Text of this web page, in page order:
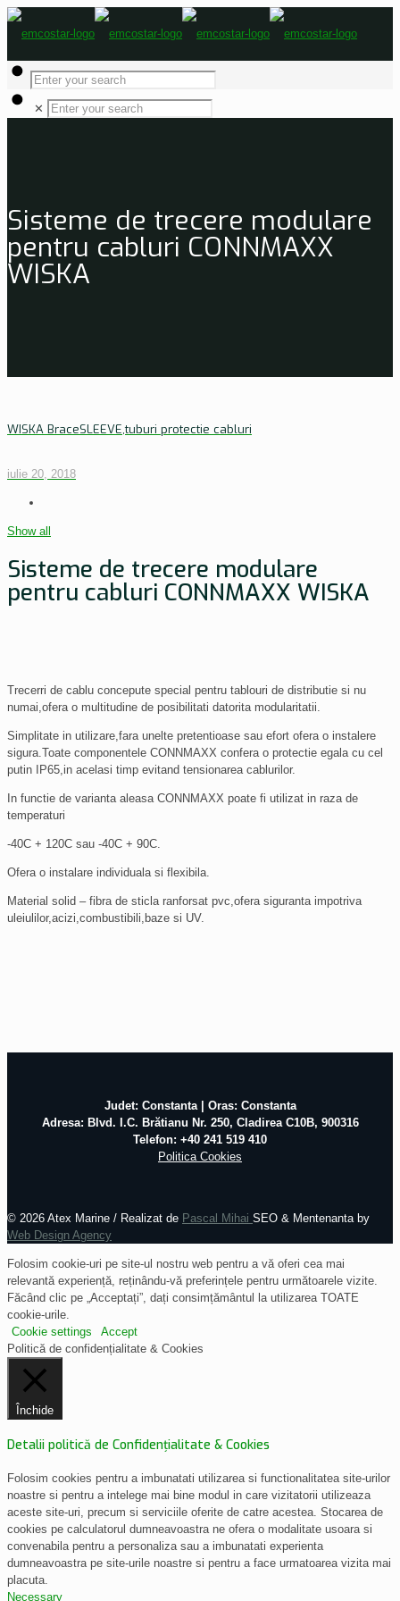
✕
Sisteme de trecere modulare
pentru cabluri CONNMAXX
WISKA
WISKA BraceSLEEVE,tuburi protectie cabluri
iulie 20, 2018
Show all
Sisteme de trecere modulare
pentru cabluri CONNMAXX WISKA
Trecerri de cablu concepute special pentru tablouri de distributie si nu
numai,ofera o multitudine de posibilitati datorita modularitatii.
Simplitate in utilizare,fara unelte pretentioase sau efort ofera o instalere
sigura.Toate componentele CONNMAXX confera o protectie egala cu cel
putin IP65,in acelasi timp evitand tensionarea cablurilor.
In functie de varianta aleasa CONNMAXX poate fi utilizat in raza de
temperaturi
-40C + 120C sau -40C + 90C.
Ofera o instalare individuala si flexibila.
Material solid – fibra de sticla ranforsat pvc,ofera siguranta impotriva
uleiulilor,acizi,combustibili,baze si UV.
Judet: Constanta | Oras: Constanta
Adresa: Blvd. I.C. Brătianu Nr. 250, Cladirea C10B, 900316
Telefon: +40 241 519 410
Politica Cookies
© 2026 Atex Marine / Realizat de Pascal Mihai SEO & Mentenanta by
Web Design Agency
Folosim cookie-uri pe site-ul nostru web pentru a vă oferi cea mai
relevantă experiență, reținându-vă preferințele pentru următoarele vizite.
Făcând clic pe „Acceptați”, dați consimțământul la utilizarea TOATE
cookie-urile.
Cookie settings
Accept
Politică de confidențialitate & Cookies
Închide
Detalii politică de Confidențialitate & Cookies
Folosim cookies pentru a imbunatati utilizarea si functionalitatea site-urilor
noastre si pentru a intelege mai bine modul in care vizitatorii utilizeaza
aceste site-uri, precum si serviciile oferite de catre acestea. Stocarea de
cookies pe calculatorul dumneavoastra ne ofera o modalitate usoara si
convenabila pentru a personaliza sau a imbunatati experienta
dumneavoastra pe site-urile noastre si pentru a face urmatoarea vizita mai
placuta.
Necessary